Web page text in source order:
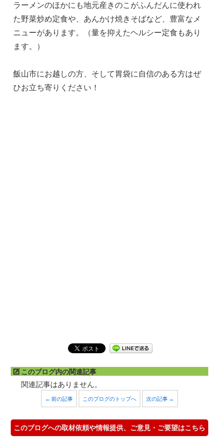
ラーメンのほかにも地元産きのこがふんだんに使われ
た野菜炒め定食や、あんかけ焼きそばなど、豊富なメ
ニューがあります。（量を抑えたヘルシー定食もあり
ます。）
飯山市にお越しの方、そして胃袋に自信のある方はぜ
ひお立ち寄りください！
このブログ内の関連記事
関連記事はありません。
← 前の記事 このブログのトップへ 次の記事 →
このブログへの取材依頼や情報提供、ご意見・ご要望はこちら